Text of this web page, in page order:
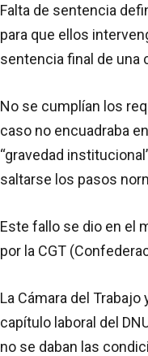
Falta de sentencia
para que ellos
sentencia final de una
No se cumplían los
caso no encuadraba
“gravedad
saltarse los pasos
Este fallo se dio en el
por la CGT
La Cámara del
capítulo laboral del
no se daban las